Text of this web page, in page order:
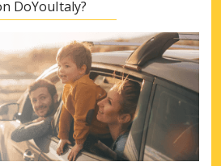
DoYouItaly?